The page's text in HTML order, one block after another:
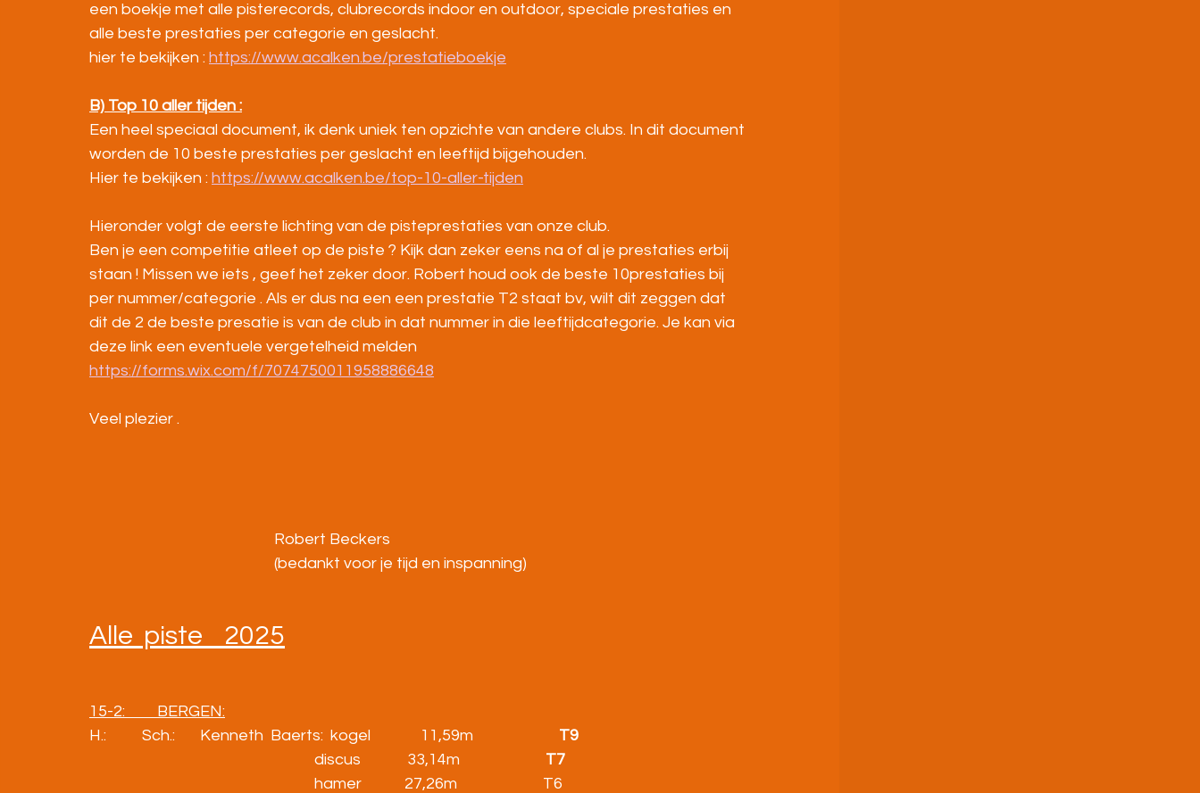
een boekje met alle pisterecords, clubrecords indoor en outdoor, speciale prestaties en
alle beste prestaties per categorie en geslacht.
hier te bekijken : https://www.acalken.be/prestatieboekje
B) Top 10 aller tijden :
Een heel speciaal document, ik denk uniek ten opzichte van andere clubs. In dit document
worden de 10 beste prestaties per geslacht en leeftijd bijgehouden.
Hier te bekijken : https://www.acalken.be/top-10-aller-tijden
Hieronder volgt de eerste lichting van de pisteprestaties van onze club.
Ben je een competitie atleet op de piste ? Kijk dan zeker eens na of al je prestaties erbij
staan ! Missen we iets , geef het zeker door. Robert houd ook de beste 10prestaties bij
per nummer/categorie . Als er dus na een een prestatie T2 staat bv, wilt dit zeggen dat
dit de 2 de beste presatie is van de club in dat nummer in die leeftijdcategorie. Je kan via
deze link een eventuele vergetelheid melden
https://forms.wix.com/f/7074750011958886648
Veel plezier .
Robert Beckers
(bedankt voor je tijd en inspanning)
Alle  piste    2025
15-2:         BERGEN:
H.:          Sch.:       Kenneth  Baerts:  kogel              11,59m T9
discus             33,14m T7
hamer            27,26m                        T6